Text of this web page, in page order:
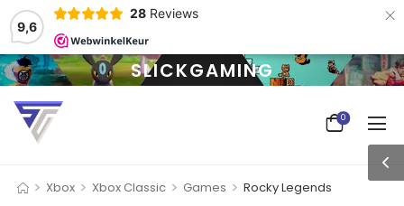
9,6
28 Reviews ×
SLICKGAMING
0
> Xbox > Xbox Classic > Games > Rocky Legends